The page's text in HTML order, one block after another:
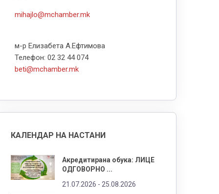
mihajlo@mchamber.mk
м-р Елизабета А.Ефтимова
Телефон: 02 32 44 074
beti@mchamber.mk
КАЛЕНДАР НА НАСТАНИ
Акредитирана обука: ЛИЦЕ
ОДГОВОРНО ...
21.07.2026 - 25.08.2026